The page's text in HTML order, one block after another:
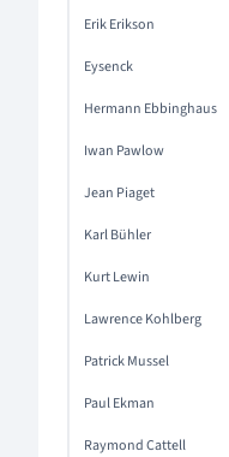
Erik Erikson
Eysenck
Hermann Ebbinghaus
Iwan Pawlow
Jean Piaget
Karl Bühler
Kurt Lewin
Lawrence Kohlberg
Patrick Mussel
Paul Ekman
Raymond Cattell